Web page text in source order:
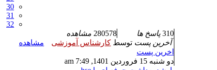
30
31
32
310 پاسخ ها 280578 مشاهده
آخرین پست توسط کارشناس آموزشی
مشاهده
اخرین پست
دو شنبه 15 فروردین 1401, 7:49 am